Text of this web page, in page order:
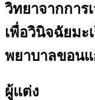
วิทยาจากการ
เพื่อวินิจฉัยมะ
พยาบาลขอน
ผู้แต่ง